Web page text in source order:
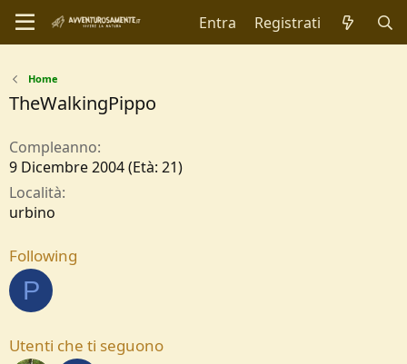
Entra Registrati
Home
TheWalkingPippo
Compleanno
9 Dicembre 2004 (Età: 21)
Località
urbino
Following
P
Utenti che ti seguono